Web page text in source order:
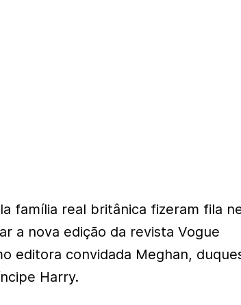
família real britânica fizeram fila
a nova edição da revista Vogue
editora convidada Meghan,
Harry.